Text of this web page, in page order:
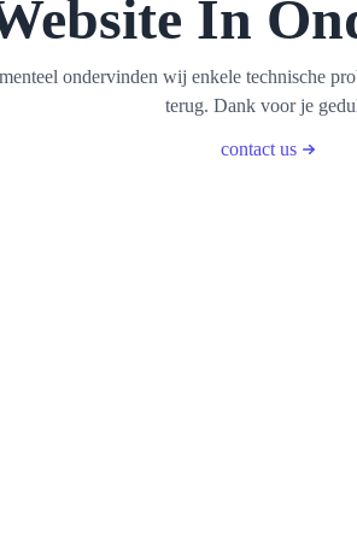
In
ondervinden wij enkele technische
terug. Dank voor je
contact us